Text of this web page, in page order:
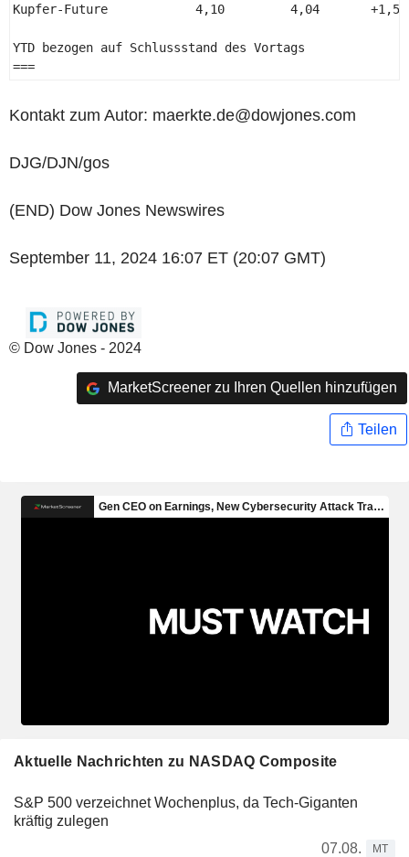
Kupfer-Future            4,10         4,04
YTD bezogen auf Schlussstand des Vortags
===
Kontakt zum Autor: maerkte.de@dowjones.com
DJG/DJN/gos
(END) Dow Jones Newswires
September 11, 2024 16:07 ET (20:07 GMT)
© Dow Jones - 2024
MarketScreener zu Ihren Quellen hinzufügen
Teilen
Aktuelle Nachrichten zu NASDAQ Composite
S&P 500 verzeichnet Wochenplus, da Tech-Giganten
kräftig zulegen
07.08.
MT